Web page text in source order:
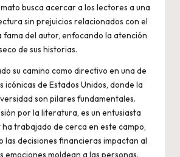
busca acercar a los lectores a una
sin prejuicios relacionados con el
fama del autor, enfocando la atención
de sus historias.
su camino como directivo en una de
icónicas de Estados Unidos, donde la
son pilares fundamentales.
por la literatura, es un entusiasta
ha trabajado de cerca en este campo,
las decisiones financieras impactan al
emociones moldean a las personas.